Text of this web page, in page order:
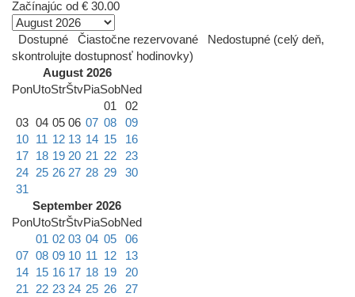
Začínajúc od € 30.00
Dostupné Čiastočne rezervované
Nedostupné (celý deň,
skontrolujte dostupnosť hodinovky)
August 2026
PonUtoStrŠtvPiaSobNed
01
02
03 04 05 06 07 08
09
10 11 12 13 14 15
16
17 18 19 20 21 22
23
24 25 26 27 28 29
30
31
September 2026
PonUtoStrŠtvPiaSobNed
01 02 03 04 05
06
07 08 09 10 11 12
13
14 15 16 17 18 19
20
21
22 23 24 25 26
27